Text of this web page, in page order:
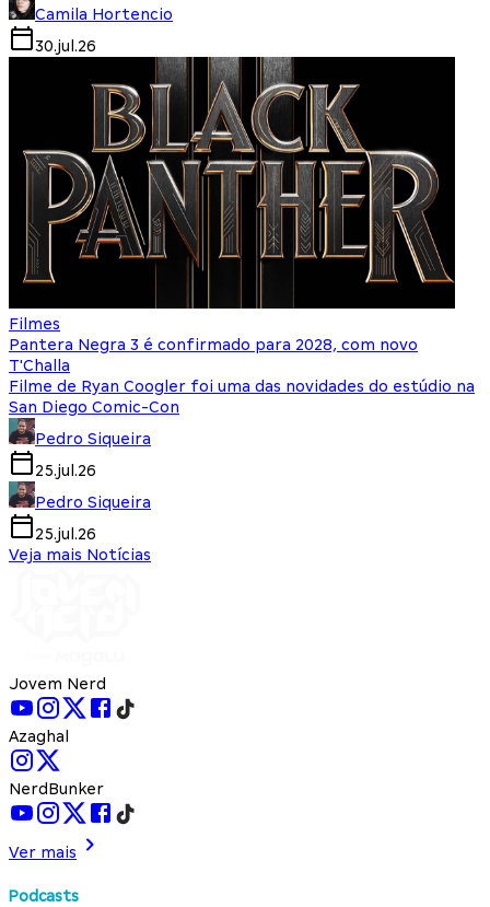
Camila Hortencio
30.jul.26
Filmes
Pantera Negra 3 é confirmado para 2028, com novo
T'Challa
Filme de Ryan Coogler foi uma das novidades do estúdio na
San Diego Comic-Con
Pedro Siqueira
25.jul.26
Pedro Siqueira
25.jul.26
Veja mais Notícias
Jovem Nerd
Azaghal
NerdBunker
Ver mais
Podcasts